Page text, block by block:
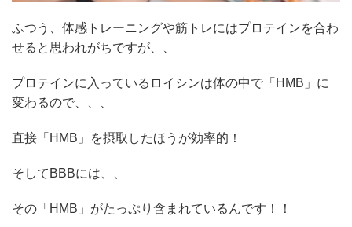
ふつう、体感トレーニングや筋トレにはプロテインを合わ
せると思われがちですが、、
プロテインに入っているロイシンは体の中で「HMB」に
変わるので、、、
直接「HMB」を摂取したほうが効率的！
そしてBBBには、、
その「HMB」がたっぷり含まれているんです！！